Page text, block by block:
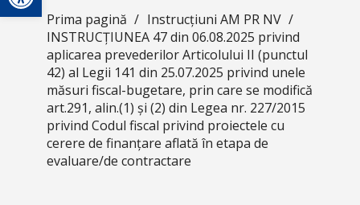
Prima pagină / Instrucțiuni AM PR NV /
INSTRUCȚIUNEA 47 din 06.08.2025 privind
aplicarea prevederilor Articolului II (punctul
42) al Legii 141 din 25.07.2025 privind unele
măsuri fiscal-bugetare, prin care se modifică
art.291, alin.(1) și (2) din Legea nr. 227/2015
privind Codul fiscal privind proiectele cu
cerere de finanțare aflată în etapa de
evaluare/de contractare